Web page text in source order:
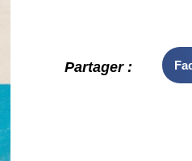
Partager :